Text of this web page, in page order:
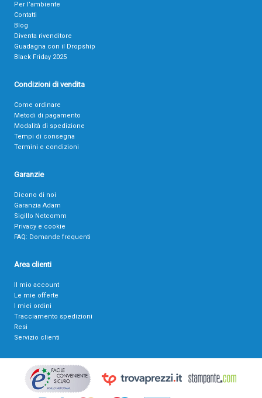
Per l’ambiente
Contatti
Blog
Diventa rivenditore
Guadagna con il Dropship
Black Friday 2025
Condizioni di vendita
Come ordinare
Metodi di pagamento
Modalità di spedizione
Tempi di consegna
Termini e condizioni
Garanzie
Dicono di noi
Garanzia Adam
Sigillo Netcomm
Privacy e cookie
FAQ: Domande frequenti
Area clienti
Il mio account
Le mie offerte
I miei ordini
Tracciamento spedizioni
Resi
Servizio clienti